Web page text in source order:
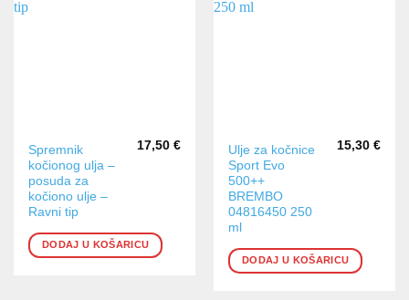
Spremnik
kočionog ulja –
posuda za
kočiono ulje –
Ravni tip
17,50 €
DODAJ U KOŠARICU
Ulje za kočnice
Sport Evo
500++
BREMBO
04816450 250
ml
15,30 €
DODAJ U KOŠARICU